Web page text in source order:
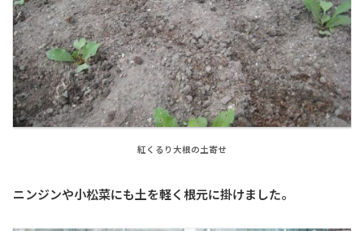
紅くるり大根の土寄せ
ニンジンや小松菜にも土を軽く根元に掛けました。